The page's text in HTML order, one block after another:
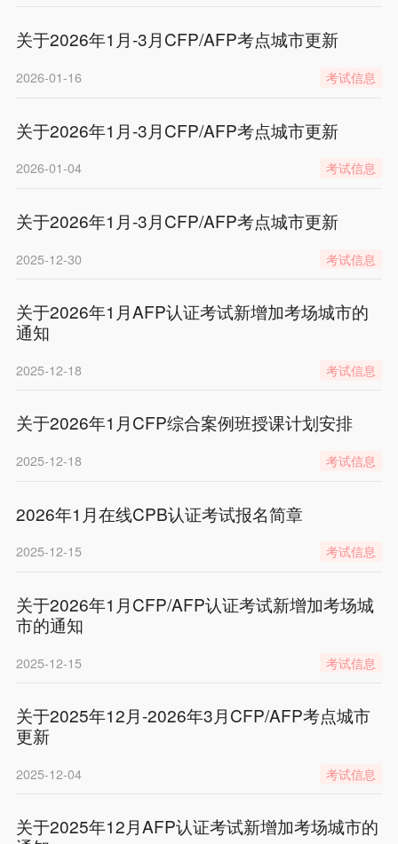
关于2026年1月-3月CFP/AFP考点城市更新
2026-01-16 考试信息
关于2026年1月-3月CFP/AFP考点城市更新
2026-01-04 考试信息
关于2026年1月-3月CFP/AFP考点城市更新
2025-12-30 考试信息
关于2026年1月AFP认证考试新增加考场城市的
通知
2025-12-18 考试信息
关于2026年1月CFP综合案例班授课计划安排
2025-12-18 考试信息
2026年1月在线CPB认证考试报名简章
2025-12-15 考试信息
关于2026年1月CFP/AFP认证考试新增加考场城
市的通知
2025-12-15 考试信息
关于2025年12月-2026年3月CFP/AFP考点城市
更新
2025-12-04 考试信息
关于2025年12月AFP认证考试新增加考场城市的